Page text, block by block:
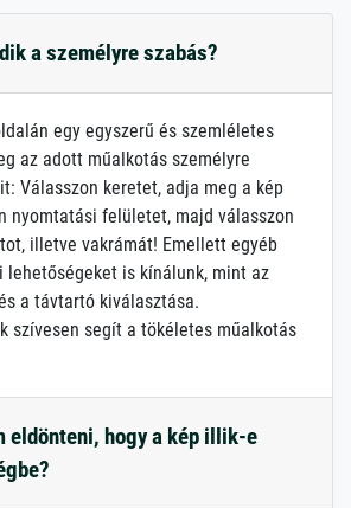
a személyre szabás?
egy egyszerű és szemléletes
az adott műalkotás személyre
Válasszon keretet, adja meg a kép
nyomtatási felületet, majd válasszon
illetve vakrámát! Emellett egyéb
lehetőségeket is kínálunk, mint az
a távtartó kiválasztása.
szívesen segít a tökéletes műalkotás
eldönteni, hogy a kép illik-e